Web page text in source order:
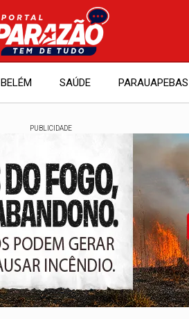
BELÉM SAÚDE PARAUAPEBAS
PUBLICIDADE